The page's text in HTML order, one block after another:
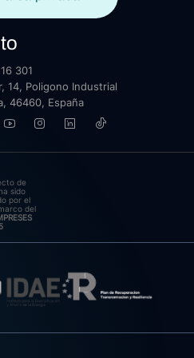
301
14, Poligono Industrial
46460, España
de
sido
por el
del